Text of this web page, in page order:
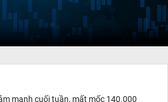
mạnh cuối tuần, mất mốc 140.000